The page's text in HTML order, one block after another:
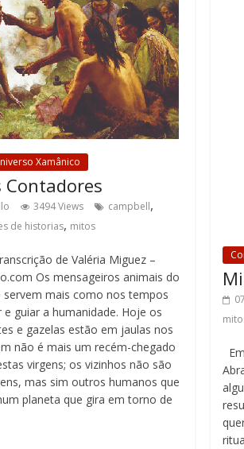
Xamânico
Contadores
3494 Views campbell,
de historias, mitos
de Valéria Miguez –
Os mensageiros animais do
mais como nos tempos
guiar a humanidade. Hoje os
e gazelas estão em jaulas nos
não é mais um recém-chegado
virgens; os vizinhos não são
mas sim outros humanos que
planeta que gira em torno de